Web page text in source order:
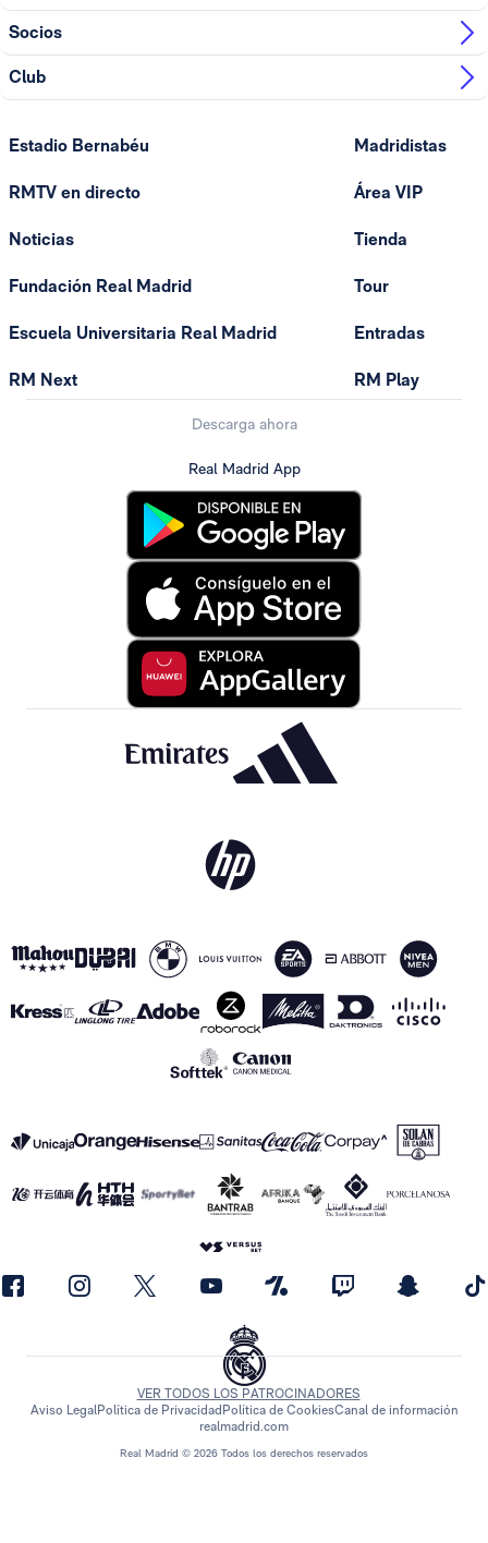
Socios
Club
Estadio Bernabéu
RMTV en directo
Noticias
Fundación Real Madrid
Escuela Universitaria Real Madrid
RM Next
Madridistas
Área VIP
Tienda
Tour
Entradas
RM Play
Descarga ahora
Real Madrid App
Real Madrid © 2026 Todos los derechos reservados
VER TODOS LOS PATROCINADORES
Aviso LegalPolítica de PrivacidadPolítica de CookiesCanal de información
realmadrid.com